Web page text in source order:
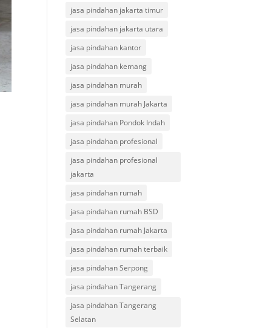
jasa pindahan jakarta timur
jasa pindahan jakarta utara
jasa pindahan kantor
jasa pindahan kemang
jasa pindahan murah
jasa pindahan murah Jakarta
jasa pindahan Pondok Indah
jasa pindahan profesional
jasa pindahan profesional
jakarta
jasa pindahan rumah
jasa pindahan rumah BSD
jasa pindahan rumah Jakarta
jasa pindahan rumah terbaik
jasa pindahan Serpong
jasa pindahan Tangerang
jasa pindahan Tangerang
Selatan